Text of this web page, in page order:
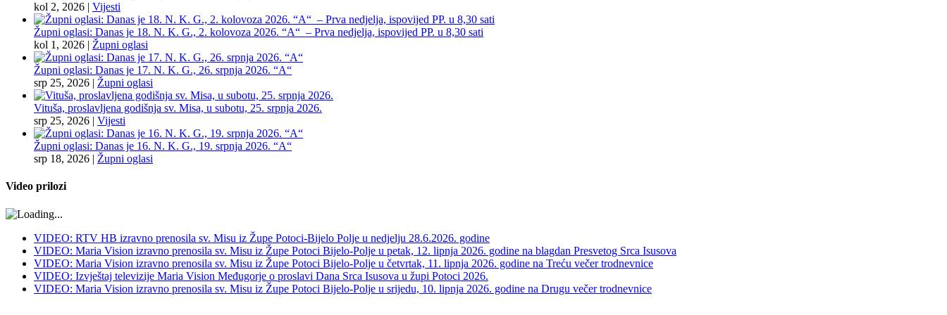
kol 2, 2026 | Vijesti
Župni oglasi: Danas je 18. N. K. G., 2. kolovoza 2026. “A“ – Prva nedjelja, ispovijed PP. u 8,30 sati
kol 1, 2026 | Župni oglasi
Župni oglasi: Danas je 17. N. K. G., 26. srpnja 2026. “A“
srp 25, 2026 | Župni oglasi
Vituša, proslavljena godišnja sv. Misa, u subotu, 25. srpnja 2026.
srp 25, 2026 | Vijesti
Župni oglasi: Danas je 16. N. K. G., 19. srpnja 2026. “A“
srp 18, 2026 | Župni oglasi
Video prilozi
VIDEO: RTV HB izravno prenosila sv. Misu iz Župe Potoci-Bijelo Polje u nedjelju 28.6.2026. godine
VIDEO: Maria Vision izravno prenosila sv. Misu iz Župe Potoci Bijelo-Polje u petak, 12. lipnja 2026. godine na blagdan Presvetog Srca Isusova
VIDEO: Maria Vision izravno prenosila sv. Misu iz Župe Potoci Bijelo-Polje u četvrtak, 11. lipnja 2026. godine na Treću večer trodnevnice
VIDEO: Izvještaj televizije Maria Vision Međugorje o proslavi Dana Srca Isusova u župi Potoci 2026.
VIDEO: Maria Vision izravno prenosila sv. Misu iz Župe Potoci Bijelo-Polje u srijedu, 10. lipnja 2026. godine na Drugu večer trodnevnice